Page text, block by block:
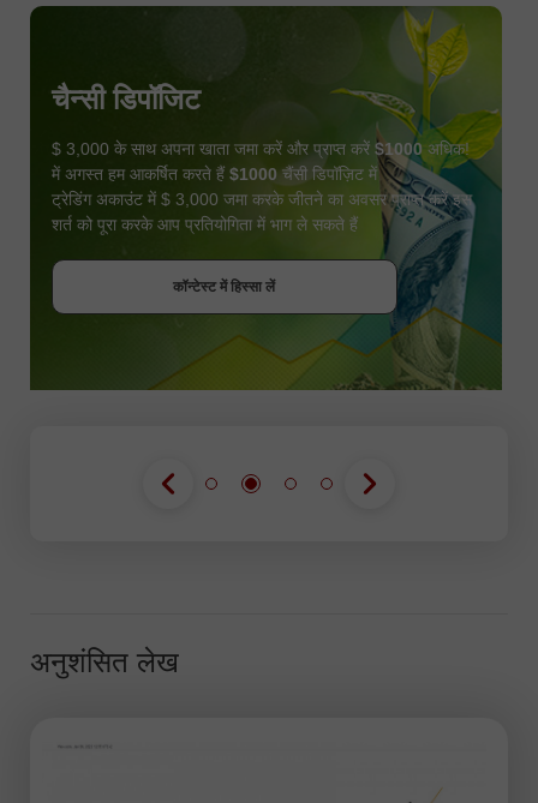
कॉन्टेस्ट में हिस्सा लें
चैन्सी डिपॉजिट
$ 3,000 के साथ अपना खाता जमा करें और प्राप्त करें $1000 अधिक!
में अगस्त हम आकर्षित करते हैं $1000 चैंसी डिपॉज़िट में
ट्रेडिंग अकाउंट में $ 3,000 जमा करके जीतने का अवसर प्राप्त करें इस
शर्त को पूरा करके आप प्रतियोगिता में भाग ले सकते हैं
कॉन्टेस्ट में हिस्सा लें
कॉन्टेस्ट में हिस्सा लें
अनुशंसित लेख